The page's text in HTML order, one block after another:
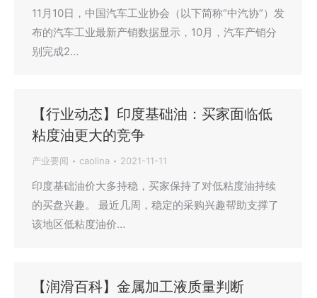
11月10日，中国汽车工业协会（以下简称“中汽协”）发
布的汽车工业最新产销数据显示，10月，汽车产销分
别完成2…
【行业动态】印度基础油：买家面临低
粘度油更大的竞争
产业要闻 caolina 2021-11-11
印度基础油价大多持稳，买家保持了对低粘度油持续
的买盘兴趣。 最近几周，稳定的采购兴趣帮助支撑了
该地区低粘度油价…
【润滑百科】金属加工液质量判断